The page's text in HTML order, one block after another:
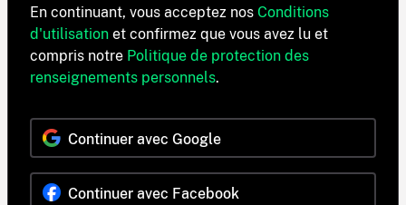
En continuant, vous acceptez nos Conditions
d'utilisation et confirmez que vous avez lu et
compris notre Politique de protection des
renseignements personnels.
Continuer avec Google
Continuer avec Facebook